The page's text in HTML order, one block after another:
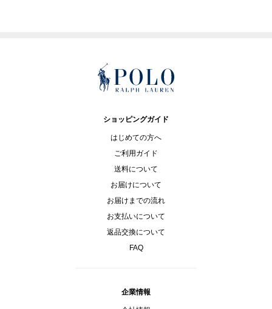
ショッピングガイド
はじめての方へ
ご利用ガイド
送料について
お届けについて
お届けまでの流れ
お支払いについて
返品交換について
FAQ
企業情報